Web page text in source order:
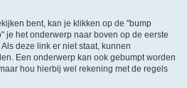
bent, kan je klikken op de "bump
je het onderwerp naar boven op de eerste
deze link er niet staat, kunnen
Een onderwerp kan ook gebumpt worden
hou hierbij wel rekening met de regels